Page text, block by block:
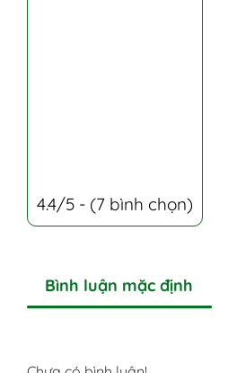
4.4/5 - (7 bình chọn)
Bình luận mặc định